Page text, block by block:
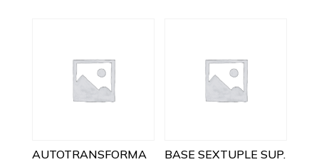
AUTOTRANSFORMA
BASE SEXTUPLE SUP.